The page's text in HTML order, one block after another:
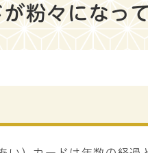
粉々になっ